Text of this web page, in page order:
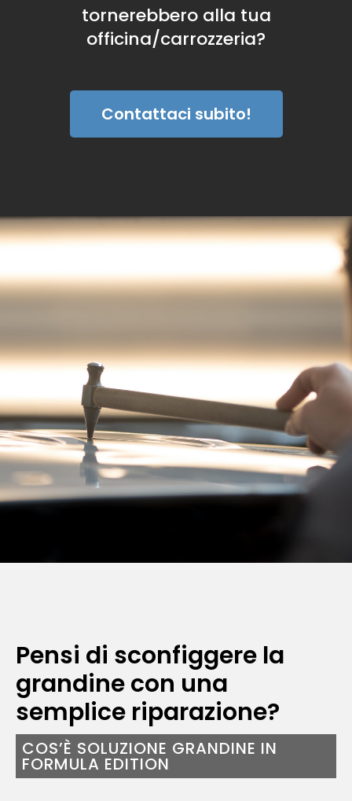
tornerebbero alla tua
officina/carrozzeria?
Contattaci subito!
Pensi di sconfiggere la
grandine con una
semplice riparazione?
COS’È SOLUZIONE GRANDINE IN
FORMULA EDITION